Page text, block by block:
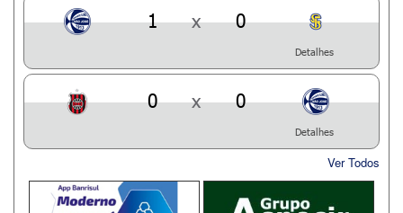
1 x 0
Detalhes
0 x 0
Detalhes
Ver Todos